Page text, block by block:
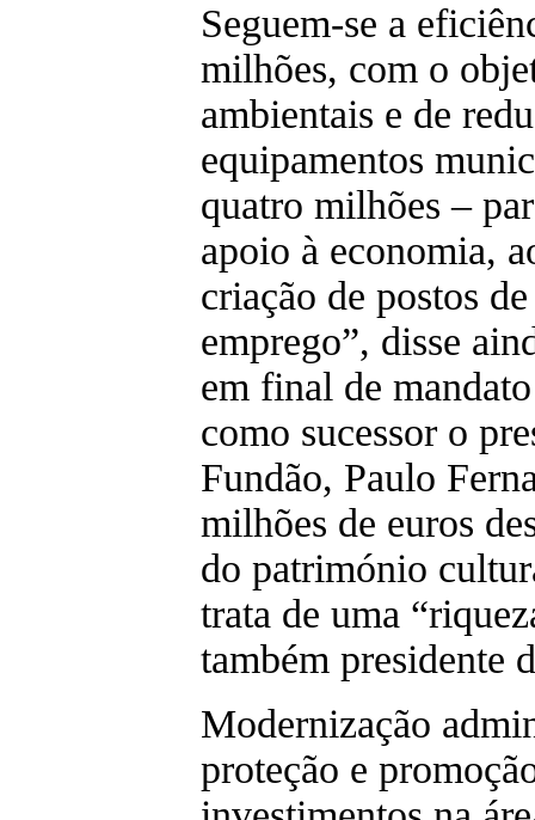
Seguem-se a
milhões, com o
ambientais e de
equipamentos
quatro milhões –
apoio à economia,
criação de postos
emprego”, disse
em final de
como sucessor o
Fundão, Paulo
milhões de euros
do património
trata de uma
também presidente
Modernização
proteção e